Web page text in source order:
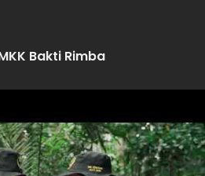
Bakti Rimba